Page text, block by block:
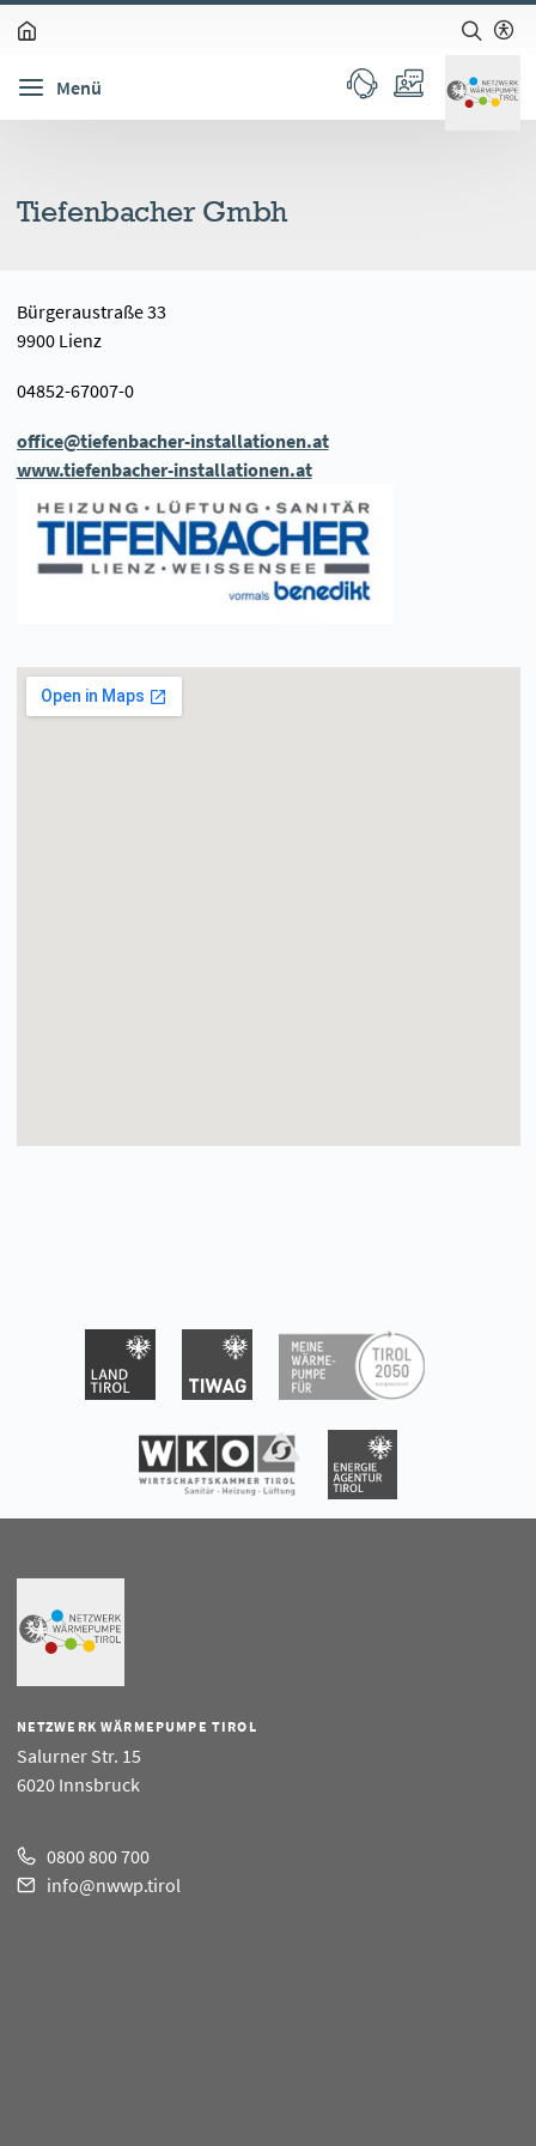
zum Inhalt springen (Alt + 0)
zur Navigation springen (Alt + 1)
zur Suche springen (Alt + 2)
Hochkontrastmodus ein-/ausschalten (Alt + 3)
Barrierefreiheits-Widget öffnen (Alt + 5)
Menü
Tiefenbacher Gmbh
Bürgeraustraße 33
9900 Lienz
04852-67007-0
office@tiefenbacher-installationen.at
www.tiefenbacher-installationen.at
NETZWERK WÄRMEPUMPE TIROL
Salurner Str. 15
6020 Innsbruck
0800 800 700
info@nwwp.tirol